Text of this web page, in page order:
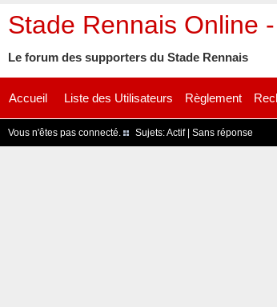
Stade Rennais Online
Le forum des supporters du Stade Rennais
Accueil Liste des Utilisateurs Règlement
Vous n'êtes pas connecté. Sujets:Actif| Sans réponse